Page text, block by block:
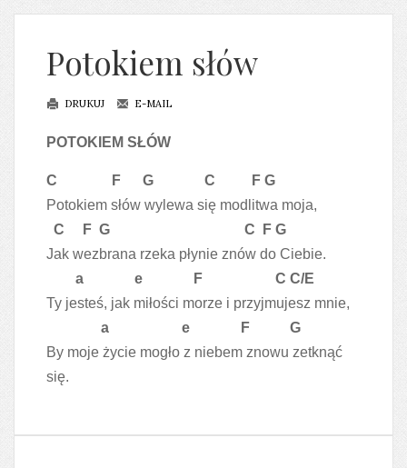
Potokiem słów
DRUKUJ E-MAIL
POTOKIEM SŁÓW
C F G C F G
Potokiem słów wylewa się modlitwa moja,
C F G C F G
Jak wezbrana rzeka płynie znów do Ciebie.
a e F C C/E
Ty jesteś, jak miłości morze i przyjmujesz mnie,
a e F G
By moje życie mogło z niebem znowu zetknąć
się.